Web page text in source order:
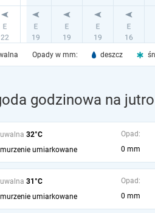
Opady w mm: deszcz
godzinowa na jutro
32°C
umiarkowane
Opad:
0 mm
31°C
umiarkowane
Opad:
0 mm